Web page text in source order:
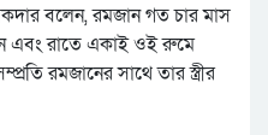
বলেন, রমজান গত চার মাস
এবং রাতে একাই ওই রুমে
রমজানের সাথে তার স্ত্রীর